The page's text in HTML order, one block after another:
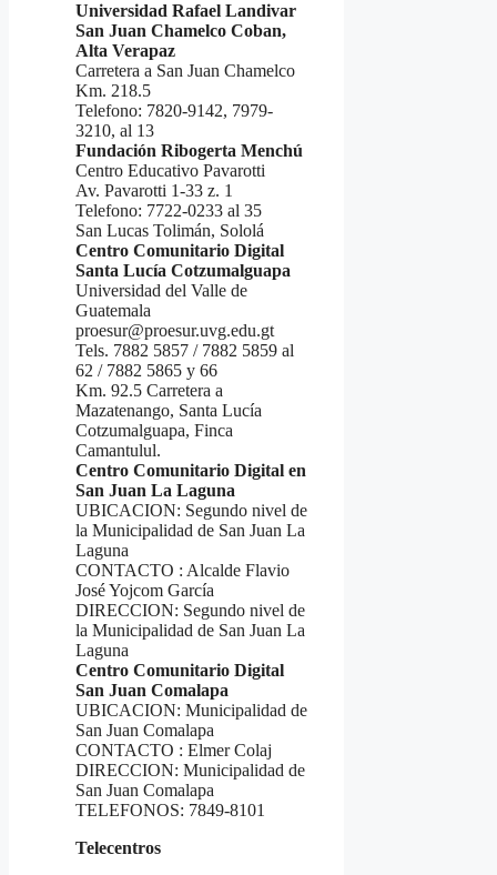
Universidad Rafael Landivar
San Juan Chamelco Coban,
Alta Verapaz
Carretera a San Juan Chamelco
Km. 218.5
Telefono: 7820-9142, 7979-
3210, al 13
Fundación Ribogerta Menchú
Centro Educativo Pavarotti
Av. Pavarotti 1-33 z. 1
Telefono: 7722-0233 al 35
San Lucas Tolimán, Sololá
Centro Comunitario Digital
Santa Lucía Cotzumalguapa
Universidad del Valle de
Guatemala
proesur@proesur.uvg.edu.gt
Tels. 7882 5857 / 7882 5859 al
62 / 7882 5865 y 66
Km. 92.5 Carretera a
Mazatenango, Santa Lucía
Cotzumalguapa, Finca
Camantulul.
Centro Comunitario Digital en
San Juan La Laguna
UBICACION: Segundo nivel de
la Municipalidad de San Juan La
Laguna
CONTACTO : Alcalde Flavio
José Yojcom García
DIRECCION: Segundo nivel de
la Municipalidad de San Juan La
Laguna
Centro Comunitario Digital
San Juan Comalapa
UBICACION: Municipalidad de
San Juan Comalapa
CONTACTO : Elmer Colaj
DIRECCION: Municipalidad de
San Juan Comalapa
TELEFONOS: 7849-8101
Telecentros